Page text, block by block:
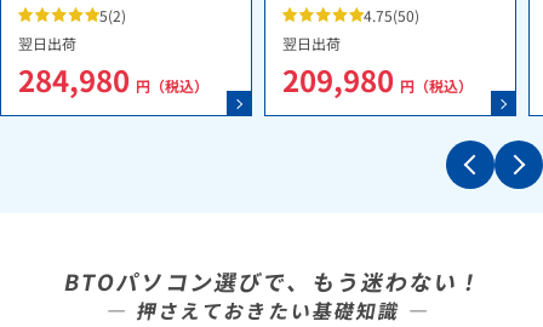
5(2)
翌日出荷
284,980 円（税込）
4.75(50)
翌日出荷
209,980 円（税込）
BTOパソコン選びで、もう迷わない！
― 押さえておきたい基礎知識 ―